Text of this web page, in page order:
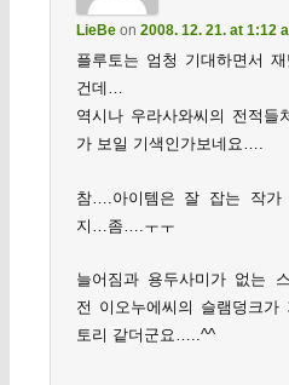
LieBeon 2008. 12. 21. at 1:12
플루토는 엄청 기대하면서
건데…
역시나 우라사와씨의 전적들
가 보일 기색인가보네요….
참….아이템은 잘 잡는 작
지…좀….ㅜㅜ
늘어짐과 용두사미가 없는
전 이오누에씨의 슬램덩크
토리 같더군요…..^^